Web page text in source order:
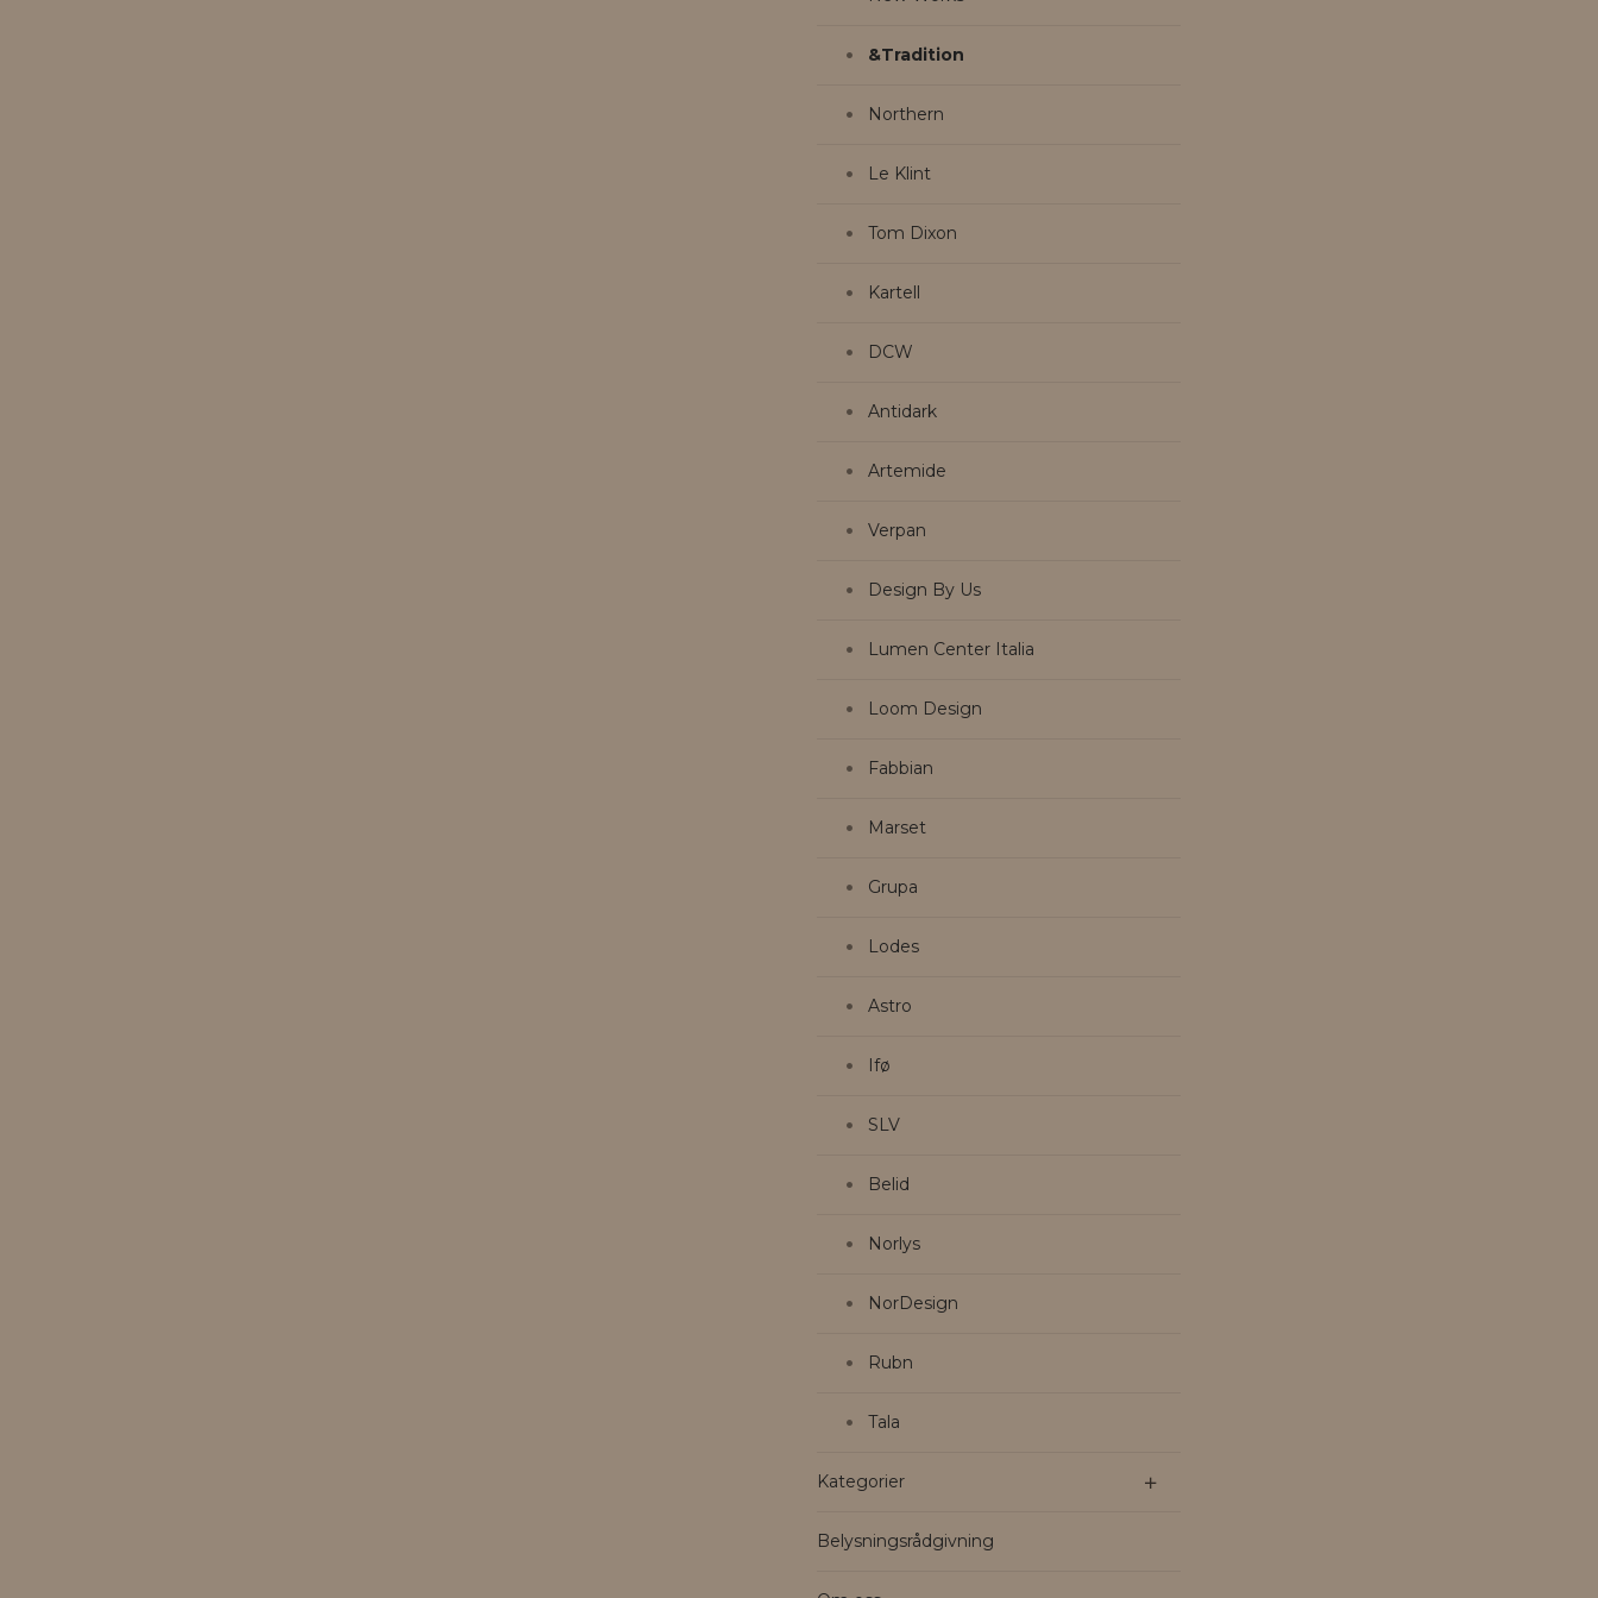
&Tradition
Northern
Le Klint
Tom Dixon
Kartell
DCW
Antidark
Artemide
Verpan
Design By Us
Lumen Center Italia
Loom Design
Fabbian
Marset
Grupa
Lodes
Astro
Ifø
SLV
Belid
Norlys
NorDesign
Rubn
Tala
Kategorier
Belysningsrådgivning